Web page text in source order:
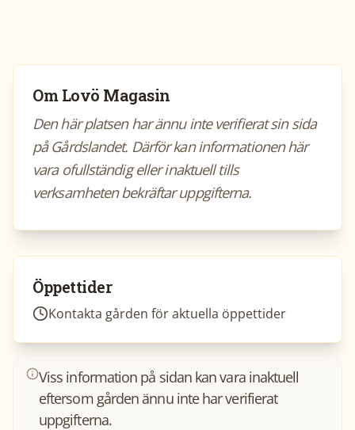
OmLovö Magasin
Den här platsen har ännu inte verifierat sin sida
på Gårdslandet. Därför kan informationen här
vara ofullständig eller inaktuell tills
verksamheten bekräftar uppgifterna.
Öppettider
Kontakta gården för aktuella öppettider
Viss information på sidan kan vara inaktuell
eftersom gården ännu inte har verifierat
uppgifterna.